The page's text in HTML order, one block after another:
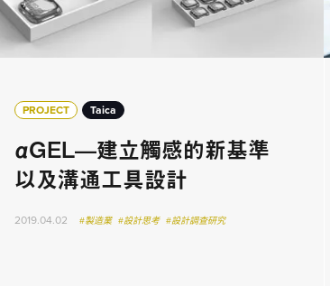
PROJECT Taica
αGEL—建立觸感的新基準
以及溝通工具設計
2019.04.02 #製造業 #設計思考 #設計調查研究